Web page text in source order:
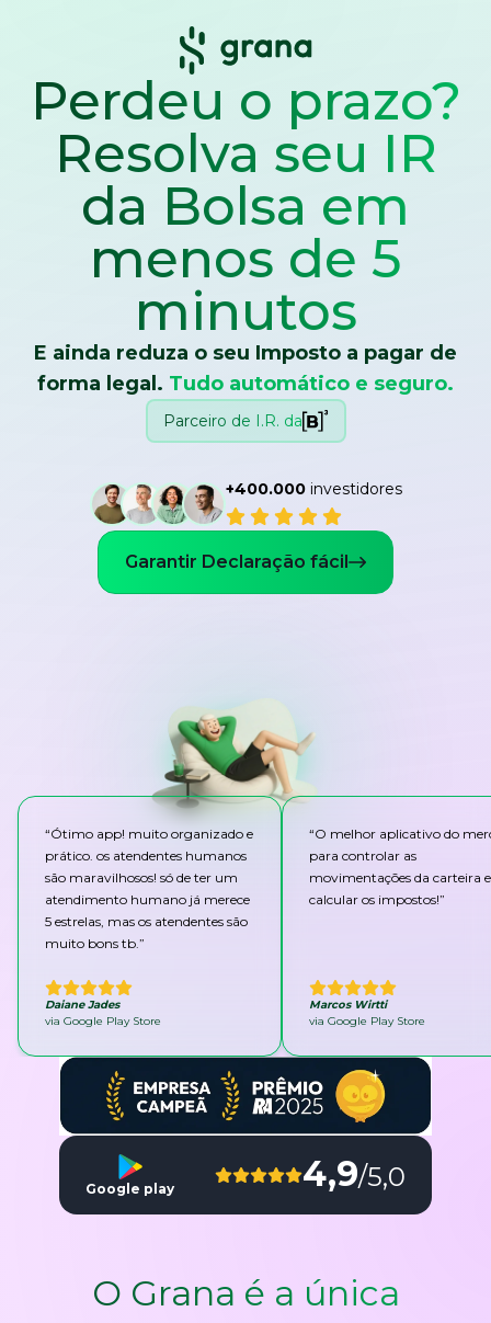
Perdeu o prazo?
Resolva seu IR
da Bolsa em
menos de 5
minutos
E ainda reduza o seu Imposto a pagar de
forma legal. Tudo automático e seguro.
Parceiro de I.R. da
+400.000investidores
Garantir Declaração fácil
“Ótimo app! muito organizado e
prático. os atendentes humanos
são maravilhosos! só de ter um
atendimento humano já merece
5 estrelas, mas os atendentes são
muito bons tb.”
Daiane Jades
via Google Play Store
“O melhor aplicativo do
para controlar as
movimentações da carteira e
calcular os impostos!”
Marcos Wirtti
via Google Play Store
Google play 4,9/5,0
O Grana é a única